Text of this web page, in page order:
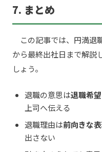
7. まとめ
この記事では、円満退
から最終出社日まで解説
しょう。
退職の意思は退職希
上司へ伝える
退職理由は前向きな
出さない